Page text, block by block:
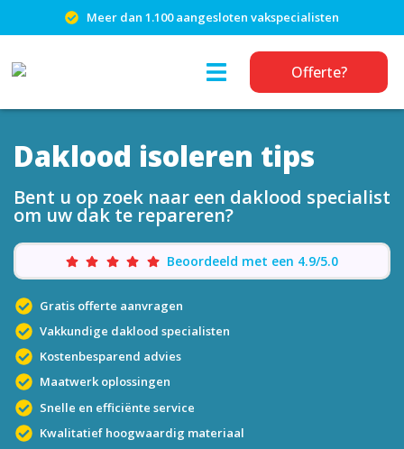
Meer dan 1.100 aangesloten vakspecialisten
Offerte?
Daklood isoleren tips
Bent u op zoek naar een daklood specialist
om uw dak te repareren?
Beoordeeld met een 4.9/5.0
Gratis offerte aanvragen
Vakkundige daklood specialisten
Kostenbesparend advies
Maatwerk oplossingen
Snelle en efficiënte service
Kwalitatief hoogwaardig materiaal